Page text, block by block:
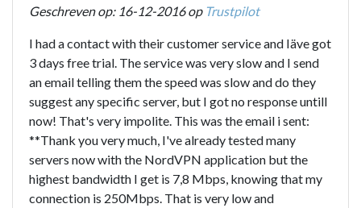
Geschreven op: 16-12-2016 op Trustpilot
I had a contact with their customer service and Iäve got
3 days free trial. The service was very slow and I send
an email telling them the speed was slow and do they
suggest any specific server, but I got no response untill
now! That's very impolite. This was the email i sent:
**Thank you very much, I've already tested many
servers now with the NordVPN application but the
highest bandwidth I get is 7,8 Mbps, knowing that my
connection is 250Mbps. That is very low and